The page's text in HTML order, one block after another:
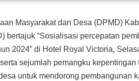
Masyarakat dan Desa (DPMD)
bertajuk “Sosialisasi percepatan
2024” di Hotel Royal Victoria,
sejumlah pemangku
untuk mendorong pembangunan